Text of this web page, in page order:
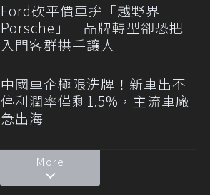
Ford砍平價車拚「越野界
Porsche」 品牌轉型卻恐把
入門客群拱手讓人
中國車企極限洗牌！新車出不
停利潤率僅剩1.5%，主流車廠
急出海
More